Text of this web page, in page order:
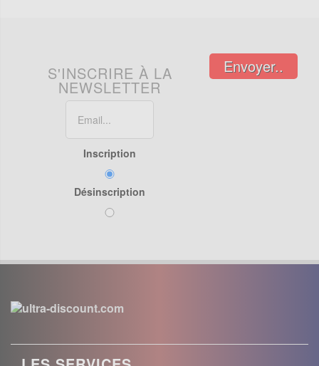
S'INSCRIRE À LA
NEWSLETTER
Inscription
Désinscription
Envoyer..